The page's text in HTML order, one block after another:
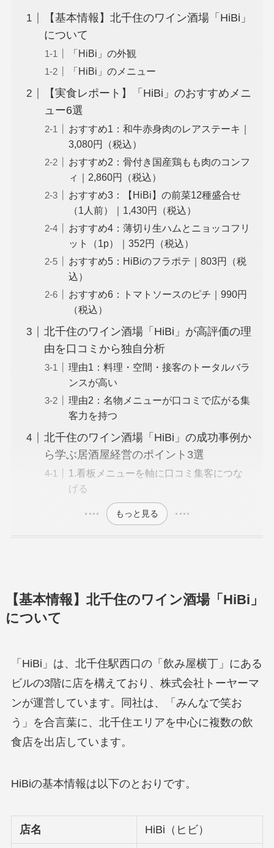
【基本情報】北千住のワイン酒場「HiBi」
について
「HiBi」の外観
「HiBi」のメニュー
【実食レポート】「HiBi」のおすすめメニ
ュー6選
おすすめ1：和牛赤身肉のレアステーキ｜
3,080円（税込）
おすすめ2：骨付き国産鶏もも肉のコンフ
ィ｜2,860円（税込）
おすすめ3：【HiBi】の前菜12種盛合せ
（1人前）｜1,430円（税込）
おすすめ4：薄切り生ハムとニョッコフリ
ット（1p）｜352円（税込）
おすすめ5：HiBiのフラポテ｜803円（税
込）
おすすめ6：トマトソースのピチ｜990円
（税込）
北千住のワイン酒場「HiBi」が高評価の理
由を口コミから独自分析
理由1：料理・空間・接客のトータルバラ
ンスが高い
理由2：名物メニューが口コミで広がる集
客力を持つ
北千住のワイン酒場「HiBi」の成功事例か
ら学ぶ居酒屋経営のポイント3選
1.看板メニューを軸に口コミ集客につな
げる
もっと見る
【基本情報】北千住のワイン酒場「HiBi」
について
「HiBi」は、北千住駅西口の「飲み屋横丁」にある
ビルの3階に店を構えており、株式会社トーヤーマ
ンが運営しています。同社は、「みんなで笑お
う」を合言葉に、北千住エリアを中心に複数の飲
食店を出店しています。
HiBiの基本情報は以下のとおりです。
店名 HiBi（ヒビ）